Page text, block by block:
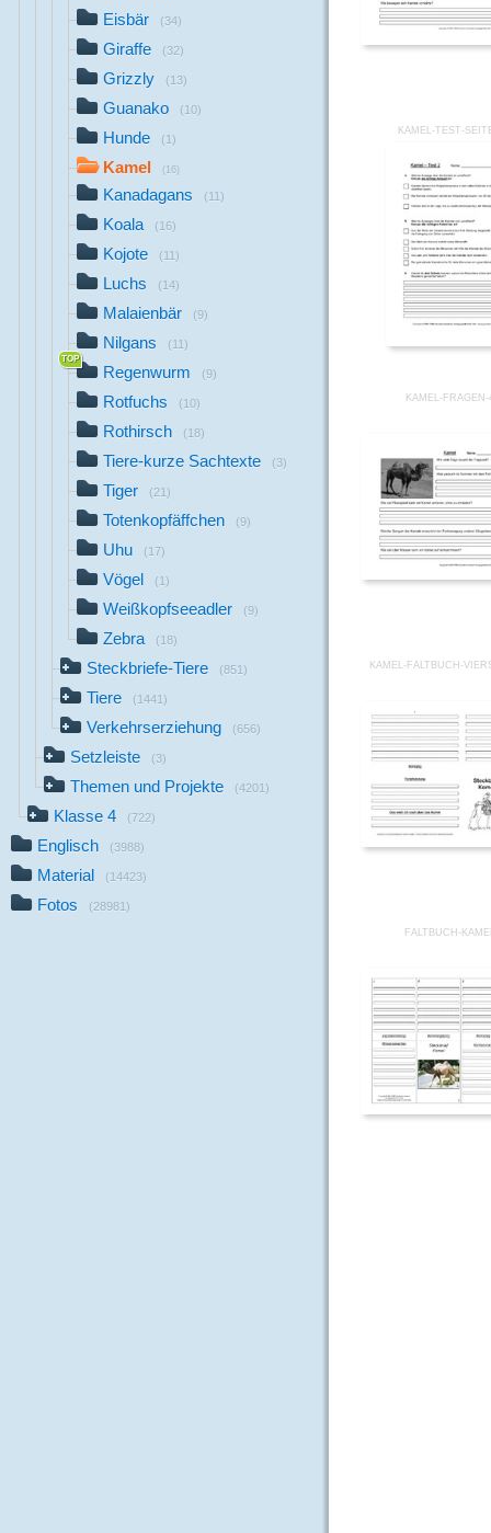
Eisbär (34)
Giraffe (32)
Grizzly (13)
Guanako (10)
Hunde (1)
Kamel (16)
Kanadagans (11)
Koala (16)
Kojote (11)
Luchs (14)
Malaienbär (9)
Nilgans (11)
Regenwurm (9)
Rotfuchs (10)
Rothirsch (18)
Tiere-kurze Sachtexte (3)
Tiger (21)
Totenkopfäffchen (9)
Uhu (17)
Vögel (1)
Weißkopfseeadler (9)
Zebra (18)
Steckbriefe-Tiere (851)
Tiere (1441)
Verkehrserziehung (656)
Setzleiste (3)
Themen und Projekte (4201)
Klasse 4 (722)
Englisch (3988)
Material (14423)
Fotos (28981)
KAMEL-TEST-
KAMEL-
KAMEL-FALTBUCH-
FALTBUCH-